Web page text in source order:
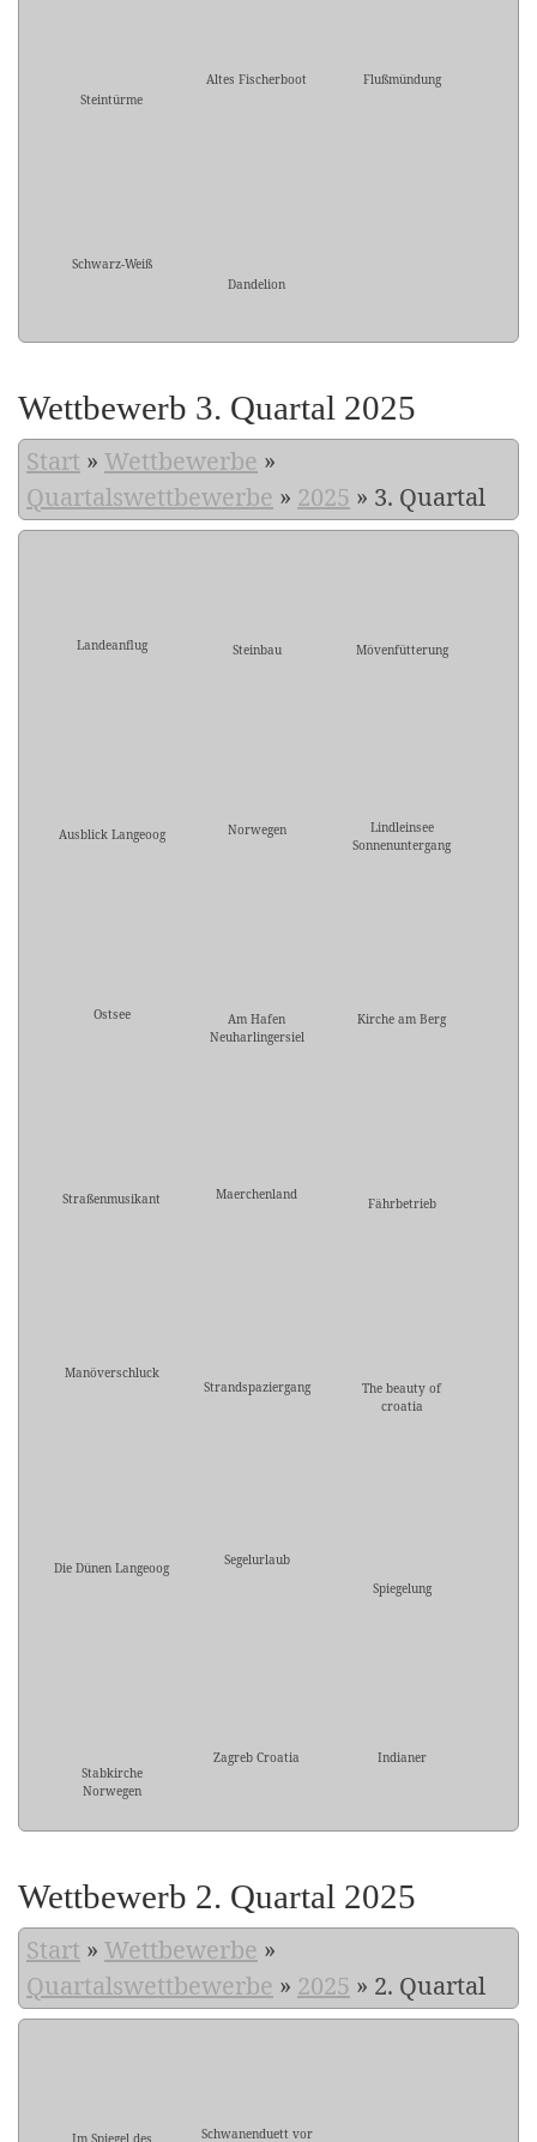
Steintürme
Altes Fischerboot Flußmündung
Schwarz-Weiß
Dandelion
Wettbewerb 3. Quartal 2025
Start » Wettbewerbe »
Quartalswettbewerbe » 2025 » 3. Quartal
Landeanflug Steinbau Mövenfütterung
Ausblick Langeoog Norwegen
Lindleinsee
Sonnenuntergang
Ostsee
Am Hafen
Neuharlingersiel
Kirche am Berg
Straßenmusikant Maerchenland
Fährbetrieb
Manöverschluck
Strandspaziergang
The beauty of
croatia
Die Dünen Langeoog
Segelurlaub
Spiegelung
Stabkirche
Norwegen
Zagreb Croatia Indianer
Wettbewerb 2. Quartal 2025
Start » Wettbewerbe »
Quartalswettbewerbe » 2025 » 2. Quartal
Im Spiegel des Schwanenduett vor